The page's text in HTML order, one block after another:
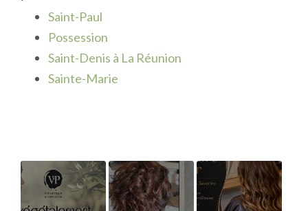
Saint-Paul
Possession
Saint-Denis à La Réunion
Sainte-Marie